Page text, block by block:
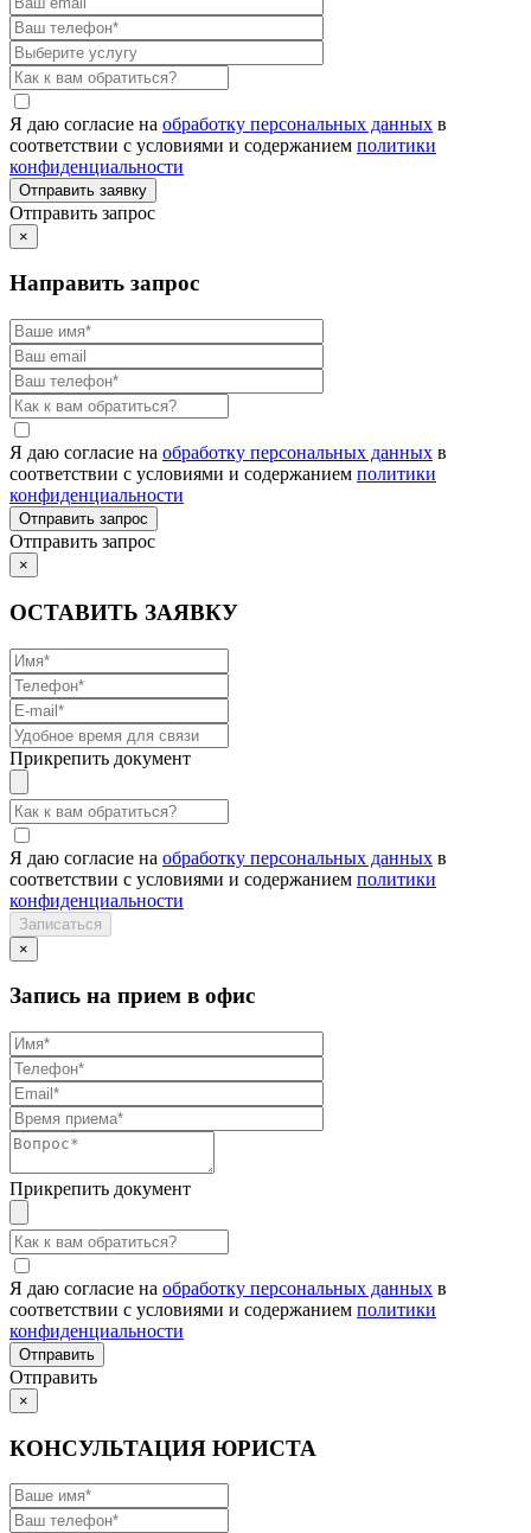
Я даю согласие на обработку персональных данных в
соответствии с условиями и содержанием политики
конфиденциальности
Отправить запрос
×
Направить запрос
Я даю согласие на обработку персональных данных в
соответствии с условиями и содержанием политики
конфиденциальности
Отправить запрос
×
ОСТАВИТЬ ЗАЯВКУ
Прикрепить документ
Я даю согласие на обработку персональных данных в
соответствии с условиями и содержанием политики
конфиденциальности
×
Запись на прием в офис
Прикрепить документ
Я даю согласие на обработку персональных данных в
соответствии с условиями и содержанием политики
конфиденциальности
Отправить
×
КОНСУЛЬТАЦИЯ ЮРИСТА